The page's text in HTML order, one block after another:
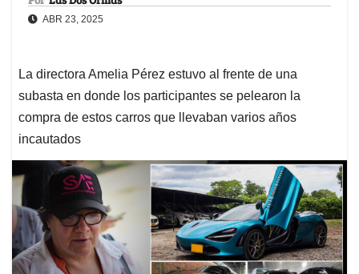
ABR 23, 2025
La directora Amelia Pérez estuvo al frente de una
subasta en donde los participantes se pelearon la
compra de estos carros que llevaban varios años
incautados